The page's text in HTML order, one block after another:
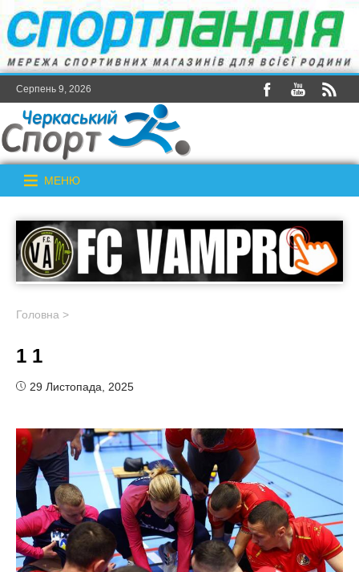
Серпень 9, 2026
МЕНЮ
Головна >
1 1
29 Листопада, 2025